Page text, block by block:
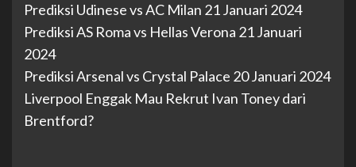
Prediksi Udinese vs AC Milan 21 Januari 2024
Prediksi AS Roma vs Hellas Verona 21 Januari
2024
Prediksi Arsenal vs Crystal Palace 20 Januari 2024
Liverpool Enggak Mau Rekrut Ivan Toney dari
Brentford?